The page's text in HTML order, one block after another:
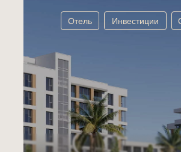
Инвестиции
Отель